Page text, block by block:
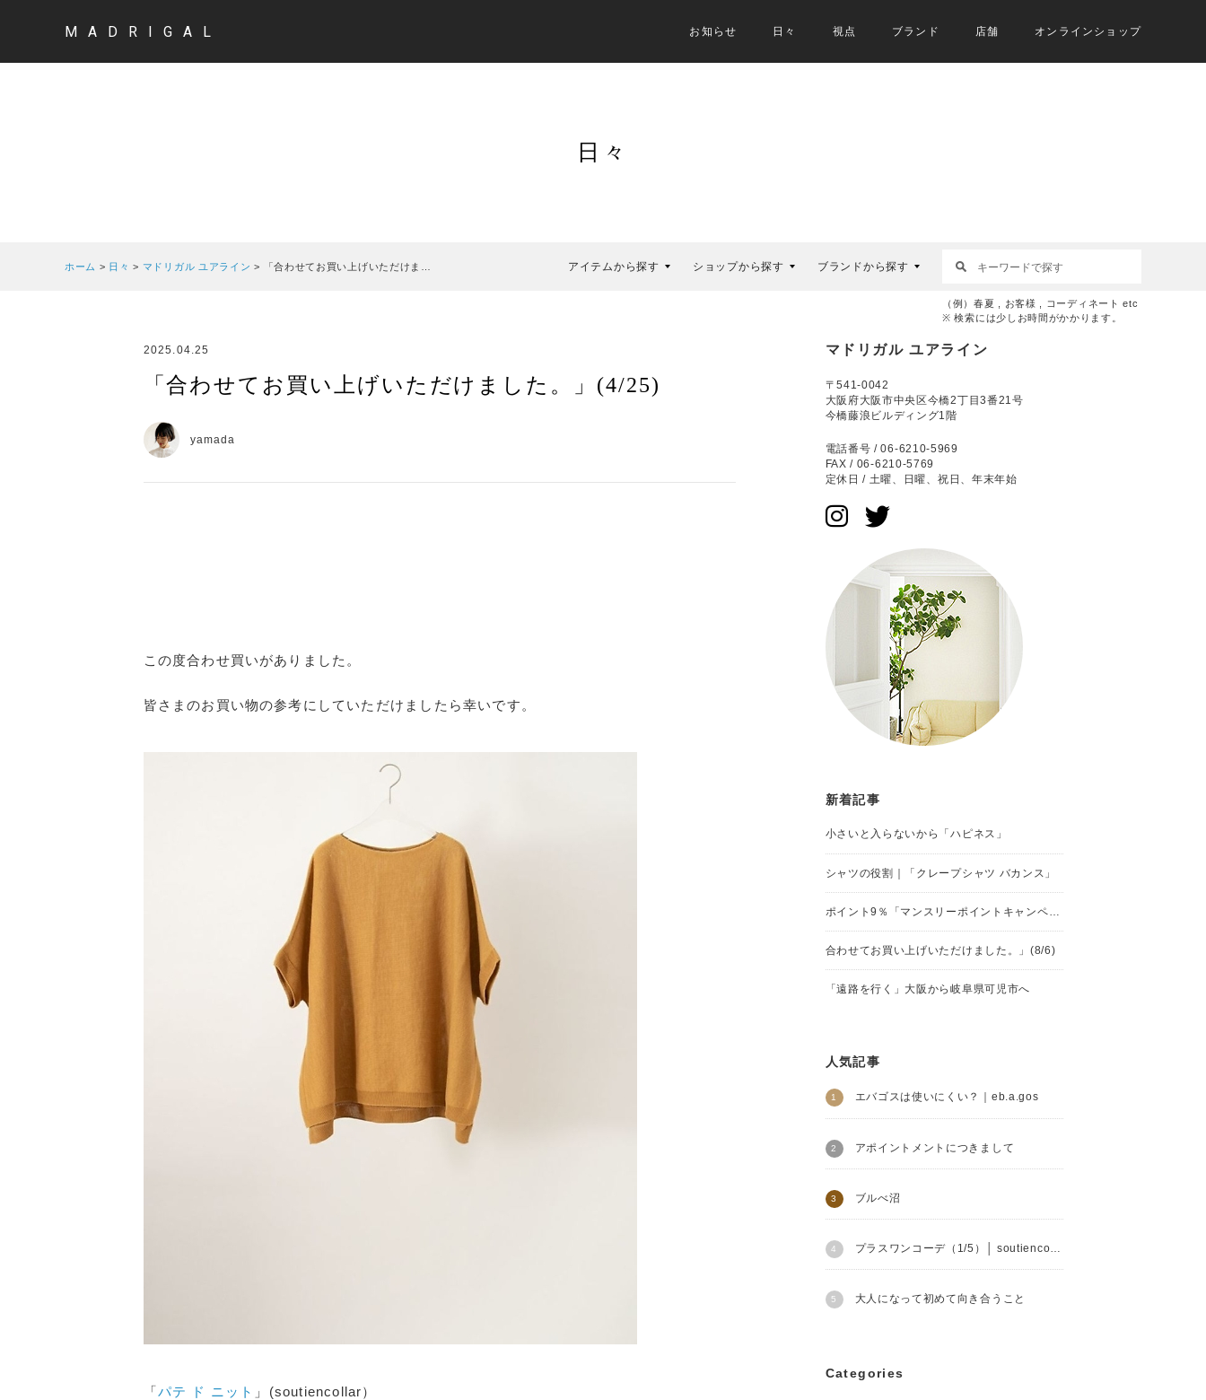
MADRIGAL お知らせ 日々 視点 ブランド 店舗 オンラインショップ
日々
ホーム > 日々 > マドリガル ユアライン > 「合わせてお買い上げいただけま… アイテムから探す ショップから探す ブランドから探す
（例）春夏 , お客様 , コーディネート etc
※ 検索には少しお時間がかかります。
2025.04.25
「合わせてお買い上げいただけました。」(4/25)
yamada
この度合わせ買いがありました。
皆さまのお買い物の参考にしていただけましたら幸いです。
「パテ ド ニット 」(soutiencollar）
マドリガル ユアライン
〒541-0042
大阪府大阪市中央区今橋2丁目3番21号
今橋藤浪ビルディング1階
電話番号 / 06-6210-5969
FAX / 06-6210-5769
定休日 / 土曜、日曜、祝日、年末年始
新着記事
小さいと入らないから「ハピネス」
シャツの役割｜「クレープシャツ バカンス」
ポイント9％「マンスリーポイントキャンペーン」
合わせてお買い上げいただけました。」(8/6)
「遠路を行く」大阪から岐阜県可児市へ
人気記事
エバゴスは使いにくい？｜eb.a.gos
アポイントメントにつきまして
ブルべ沼
プラスワンコーデ（1/5）│ soutiencollar
大人になって初めて向き合うこと
Categories